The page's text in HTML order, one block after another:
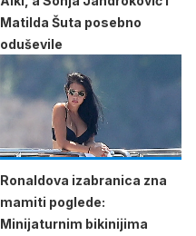
Matilda Šuta posebno
oduševile
Ronaldova izabranica zna
mamiti poglede:
Minijaturnim bikinijima